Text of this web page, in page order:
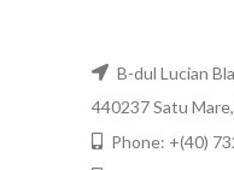
B-dul Lucian
440237 Satu
Phone: +(40)